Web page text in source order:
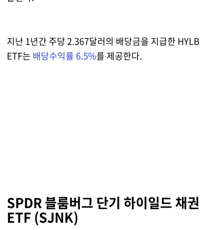
지난 1년간 주당 2.367달러의 배당금을 지급한 HYLB
ETF는 배당수익률 6.5%를 제공한다.
SPDR 블룸버그 단기 하이일드 채권
ETF (SJNK)